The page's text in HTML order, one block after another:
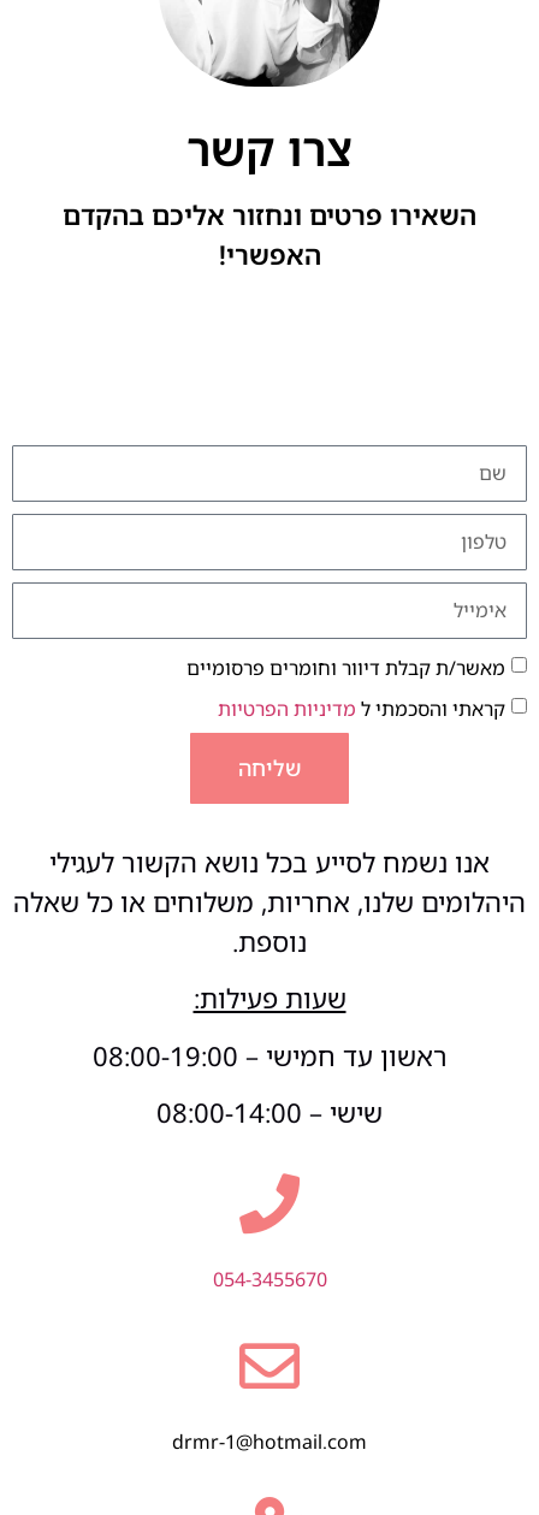
צרו קשר
השאירו פרטים ונחזור אליכם בהקדם
האפשרי!
מאשר/ת קבלת דיוור וחומרים פרסומיים
קראתי והסכמתי ל מדיניות הפרטיות
שליחה
אנו נשמח לסייע בכל נושא הקשור לעגילי
היהלומים שלנו, אחריות, משלוחים או כל שאלה
נוספת.
שעות פעילות:
ראשון עד חמישי – 08:00-19:00
שישי – 08:00-14:00
054-3455670
drmr-1@hotmail.com